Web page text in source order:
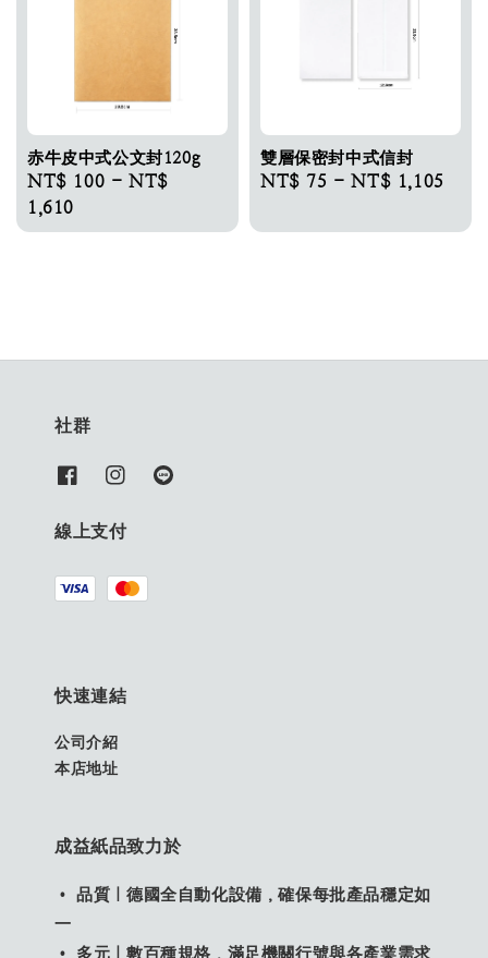
赤牛皮中式公文封120g
Regular
price
NT$ 100 -NT$
1,610
雙層保密封中式信封
Regular
NT$ 75 -NT$ 1,105
社群
線上支付
快速連結
公司介紹
本店地址
成益紙品致力於
• 品質｜德國全自動化設備，確保每批產品穩定如
一
• 多元｜數百種規格，滿足機關行號與各產業需求